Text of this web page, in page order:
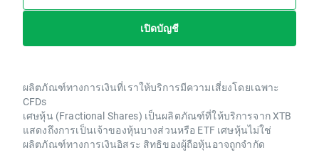
เปิดบัญชี
ผลิตภัณฑ์ทางการเงินที่เราให้บริการมีความเสี่ยงโดยเฉพาะ
CFDs
เศษหุ้น (Fractional Shares) เป็นผลิตภัณฑ์ที่ให้บริการจาก XTB
แสดงถึงการเป็นเจ้าของหุ้นบางส่วนหรือ ETF เศษหุ้นไม่ใช่
ผลิตภัณฑ์ทางการเงินอิสระ สิทธิของผู้ถือหุ้นอาจถูกจำกัด